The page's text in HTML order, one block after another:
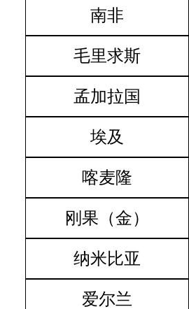
南非
毛里求斯
孟加拉国
埃及
喀麦隆
刚果（金）
纳米比亚
爱尔兰